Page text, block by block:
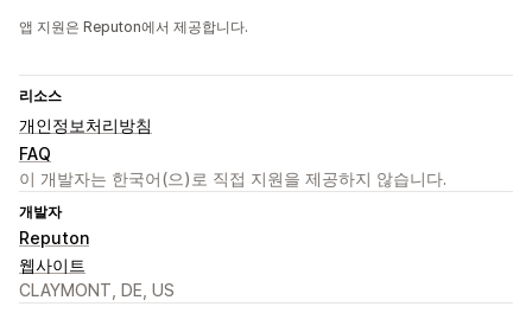
앱 지원은 Reputon에서 제공합니다.
리소스
개인정보처리방침
FAQ
이 개발자는 한국어(으)로 직접 지원을 제공하지 않습니다.
개발자
Reputon
웹사이트
CLAYMONT, DE, US